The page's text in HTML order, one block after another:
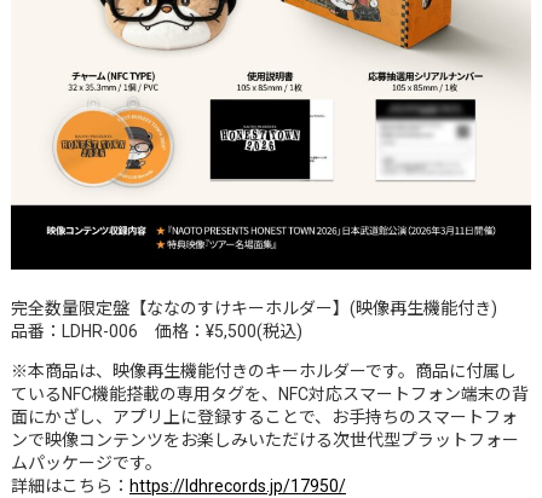
完全数量限定盤【ななのすけキーホルダー】(映像再生機能付き)
品番：LDHR-006 価格：¥5,500(税込)
※本商品は、映像再生機能付きのキーホルダーです。商品に付属し
ているNFC機能搭載の専用タグを、NFC対応スマートフォン端末の背
面にかざし、アプリ上に登録することで、お手持ちのスマートフォ
ンで映像コンテンツをお楽しみいただける次世代型プラットフォー
ムパッケージです。
詳細はこちら： https://ldhrecords.jp/17950/